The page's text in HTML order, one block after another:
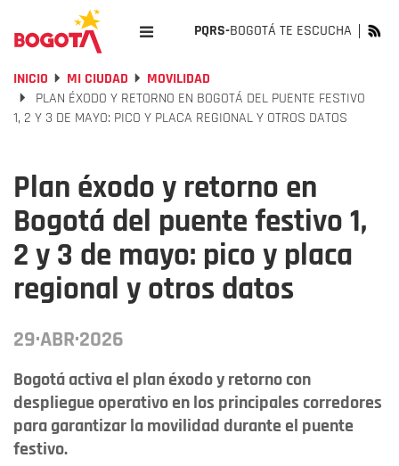
PQRS-BOGOTÁ TE ESCUCHA
INICIO MI CIUDAD
MOVILIDAD
PLAN ÉXODO Y RETORNO EN BOGOTÁ DEL PUENTE FESTIVO
1, 2 Y 3 DE MAYO: PICO Y PLACA REGIONAL Y OTROS DATOS
Plan éxodo y retorno en
Bogotá del puente festivo 1,
2 y 3 de mayo: pico y placa
regional y otros datos
29·ABR·2026
Bogotá activa el plan éxodo y retorno con
despliegue operativo en los principales corredores
para garantizar la movilidad durante el puente
festivo.